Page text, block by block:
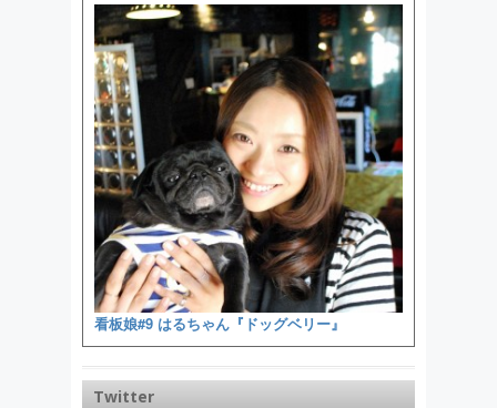
看板娘#9 はるちゃん『ドッグベリー』
Twitter